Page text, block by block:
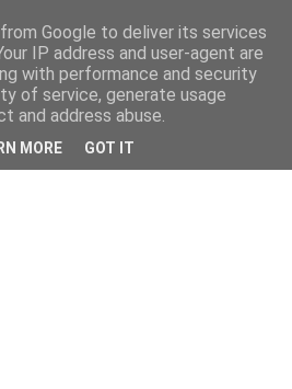
Google to deliver its services
IP address and user-agent are
with performance and security
of service, generate usage
and address abuse.
MORE GOT IT